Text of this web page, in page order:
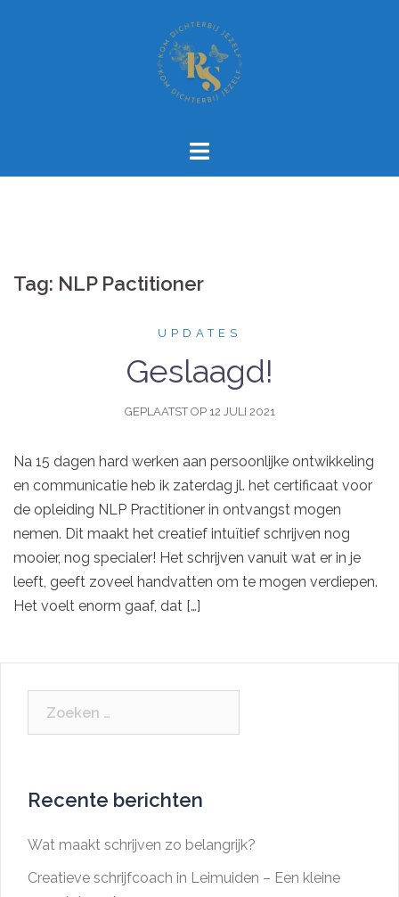
Tag: NLP Pactitioner
UPDATES
Geslaagd!
GEPLAATST OP 12 JULI 2021
Na 15 dagen hard werken aan persoonlijke ontwikkeling
en communicatie heb ik zaterdag jl. het certificaat voor
de opleiding NLP Practitioner in ontvangst mogen
nemen. Dit maakt het creatief intuïtief schrijven nog
mooier, nog specialer! Het schrijven vanuit wat er in je
leeft, geeft zoveel handvatten om te mogen verdiepen.
Het voelt enorm gaaf, dat […]
Recente berichten
Wat maakt schrijven zo belangrijk?
Creatieve schrijfcoach in Leimuiden – Een kleine